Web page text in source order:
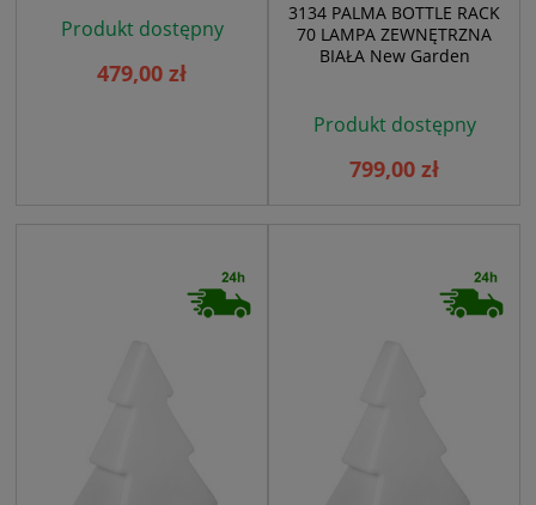
Produkt dostępny
479,00 zł
3134 PALMA BOTTLE RACK
70 LAMPA ZEWNĘTRZNA
BIAŁA New Garden
Produkt dostępny
799,00 zł